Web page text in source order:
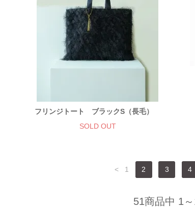
フリンジトート ブラックS（長毛）
SOLD OUT
< 1 2 3 4
51商品中 1